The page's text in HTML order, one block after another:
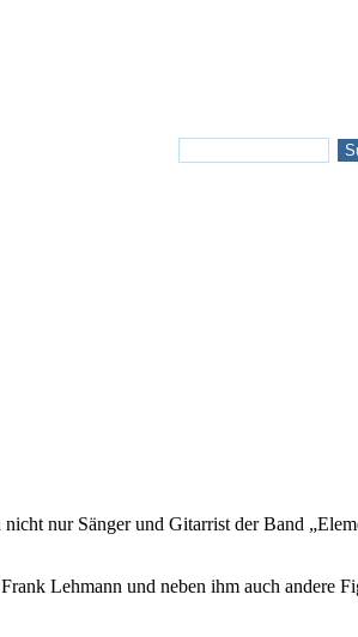
nur Sänger und Gitarrist der Band
Lehmann und neben ihm auch andere